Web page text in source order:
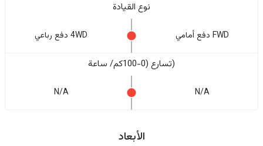
نوع القيادة
FWD دفع أمامي 4WD دفع رباعي
(تسارع (0-100كم/ ساعة
N/A
N/A
الأبعاد